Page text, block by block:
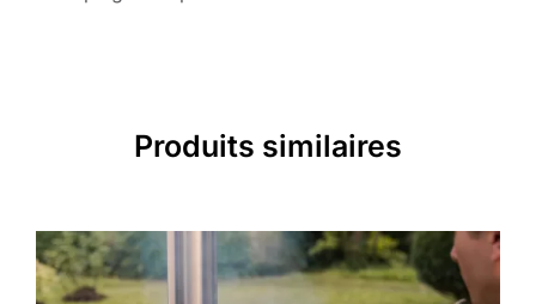
Produits similaires